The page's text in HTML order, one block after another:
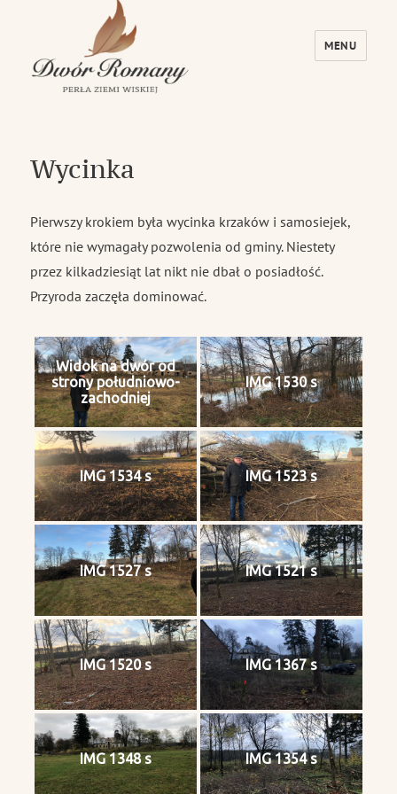
MENU
Wycinka
Pierwszy krokiem była wycinka krzaków i samosiejek,
które nie wymagały pozwolenia od gminy. Niestety
przez kilkadziesiąt lat nikt nie dbał o posiadłość.
Przyroda zaczęła dominować.
Widok na dwór od
strony południowo-
zachodniej
IMG 1530 s
IMG 1534 s IMG 1523 s
IMG 1527 s IMG 1521 s
IMG 1520 s IMG 1367 s
IMG 1348 s IMG 1354 s